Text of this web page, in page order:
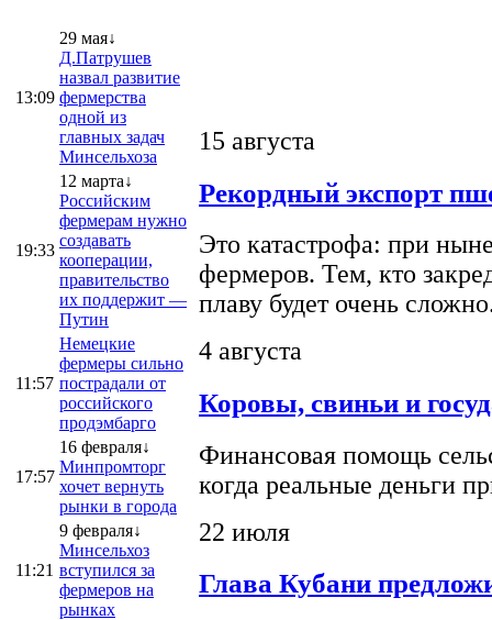
13:09
29 мая↓
Д.Патрушев
назвал развитие
фермерства
одной из
главных задач
Минсельхоза
19:33
12 марта↓
Российским
фермерам нужно
создавать
кооперации,
правительство
их поддержит —
Путин
11:57
Немецкие
фермеры сильно
пострадали от
российского
продэмбарго
17:57
16 февраля↓
Минпромторг
хочет вернуть
рынки в города
11:21
9 февраля↓
Минсельхоз
вступился за
фермеров на
рынках
15 августа
Рекордный экспорт
Это катастрофа: при
фермеров. Тем, кто
плаву будет очень
4 августа
Коровы, свиньи и
Финансовая помощь
когда реальные деньги
22 июля
Глава Кубани